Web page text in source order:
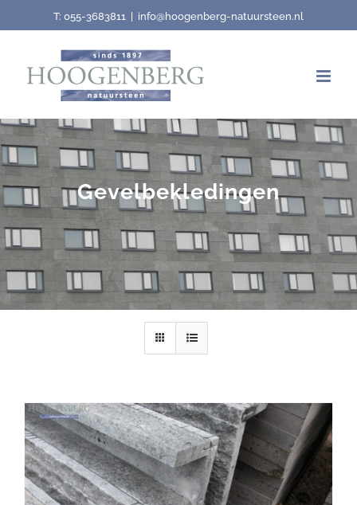
content
T: 055-3683811 info@hoogenberg-natuursteen.nl
Gevelbekledingen